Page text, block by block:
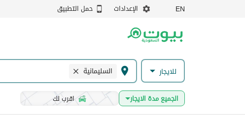
EN الإعدادات حمل التطبيق
للايجار السليمانية
الجميع مدة الايجار اقرب لك